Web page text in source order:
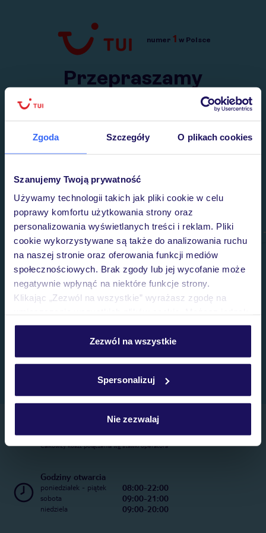
Zgoda Szczegóły O plikach cookies
Szanujemy Twoją prywatność
Używamy technologii takich jak pliki cookie w celu
poprawy komfortu użytkowania strony oraz
personalizowania wyświetlanych treści i reklam. Pliki
cookie wykorzystywane są także do analizowania ruchu
na naszej stronie oraz oferowania funkcji mediów
społecznościowych. Brak zgody lub jej wycofanie może
negatywnie wpłynąć na niektóre funkcje strony.
Klikając „Zezwól na wszystkie” wyrażasz zgodę na
personalizować swój wybór wchodząc w zakładkę
Szczegółowe informacje o plikach cookie znajdziesz
Zezwól na wszystkie
Spersonalizuj
Nie zezwalaj
Przejdź do TUI.pl
numer 1 w Polsce
Przepraszamy
Wysłaliśmy nasz serwis na krótkie wakacje.
Telefoniczne Centrum Rezerwacji
22 270 31 20
Całkowity koszt połączenia wg stawki operatora
Godziny otwarcia
poniedziałek - piątek 08:00-22:00
sobota 09:00-21:00
niedziela 09:00-20:00